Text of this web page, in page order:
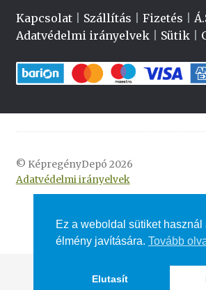
Kapcsolat| Szállítás Fizetés
Adatvédelmi irányelvek| Sütik|
© KépregényDepó 2026
Adatvédelmi irányelvek
Ez a weboldal sütiket
élmény javítására. Tovább
Elutasít